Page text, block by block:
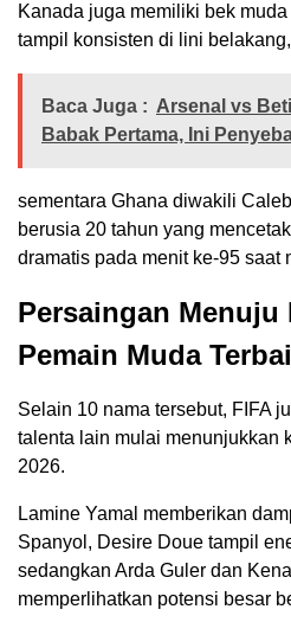
Kanada juga memiliki bek
tampil konsisten di lini belakang,
Baca Juga : Arsenal vs
Babak Pertama, Ini
sementara Ghana diwakili
berusia 20 tahun yang
dramatis pada menit ke-95 saat
Persaingan Menuju
Pemain Muda
Selain 10 nama tersebut, FIFA
talenta lain mulai menunjukkan
2026.
Lamine Yamal memberikan
Spanyol, Desire Doue tampil
sedangkan Arda Guler dan
memperlihatkan potensi besar